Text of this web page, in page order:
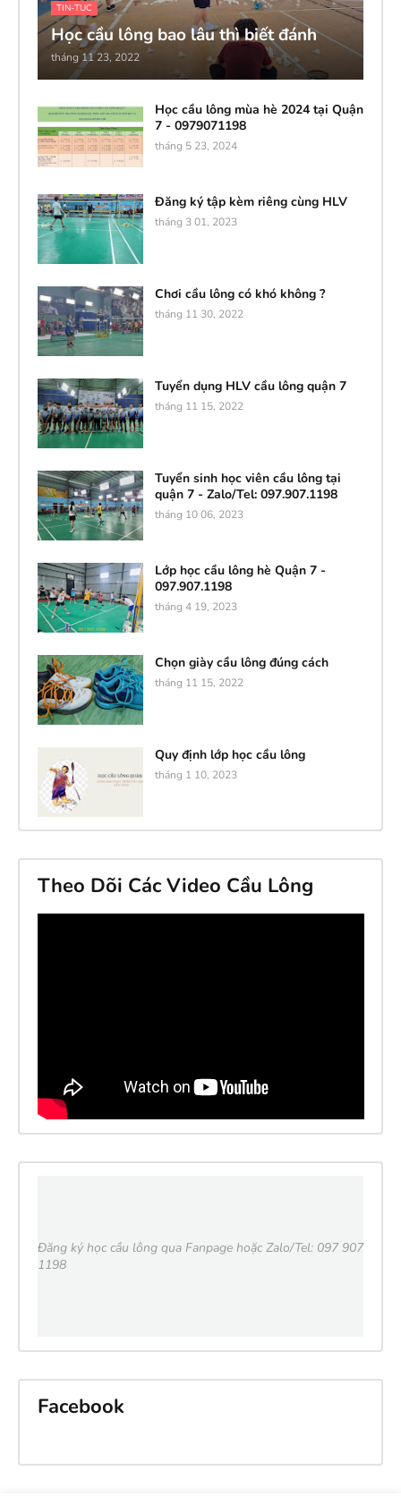
TIN-TUC
Học cầu lông bao lâu thì biết đánh
tháng 11 23, 2022
Học cầu lông mùa hè 2024 tại Quận
7 - 0979071198
tháng 5 23, 2024
Đăng ký tập kèm riêng cùng HLV
tháng 3 01, 2023
Chơi cầu lông có khó không ?
tháng 11 30, 2022
Tuyển dụng HLV cầu lông quận 7
tháng 11 15, 2022
Tuyển sinh học viên cầu lông tại
quận 7 - Zalo/Tel: 097.907.1198
tháng 10 06, 2023
Lớp học cầu lông hè Quận 7 -
097.907.1198
tháng 4 19, 2023
Chọn giày cầu lông đúng cách
tháng 11 15, 2022
Quy định lớp học cầu lông
tháng 1 10, 2023
Theo Dõi Các Video Cầu Lông
Đăng ký học cầu lông qua Fanpage hoặc Zalo/Tel: 097 907
1198
Facebook